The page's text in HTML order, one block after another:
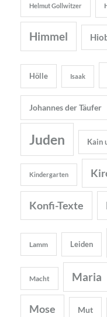
Helmut Gollwitzer
Himmel
Hölle Isaak
Johannes der Täufer
Juden Kain
Kindergarten
Konfi-Texte
Lamm Leiden
Macht Maria
Mose Mut